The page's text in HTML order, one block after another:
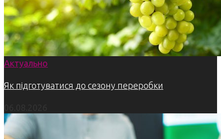
Актуально
Як підготуватися до сезону переробки